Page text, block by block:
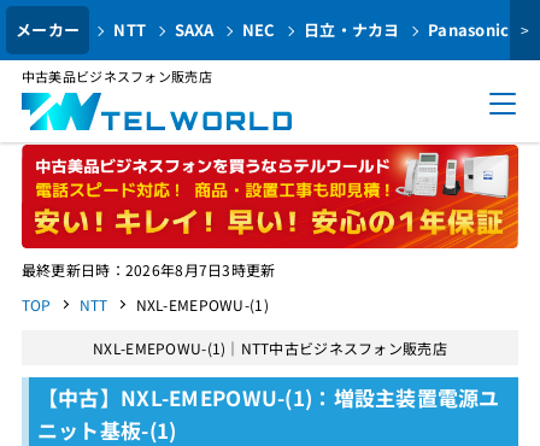
メーカー NTT SAXA NEC 日立・ナカヨ Panasonic >
中古美品ビジネスフォン販売店
最終更新日時：2026年8月7日3時更新
TOP
NTT NXL-EMEPOWU-(1)
NXL-EMEPOWU-(1)｜NTT中古ビジネスフォン販売店
【中古】NXL-EMEPOWU-(1)：増設主装置電源ユ
ニット基板-(1)